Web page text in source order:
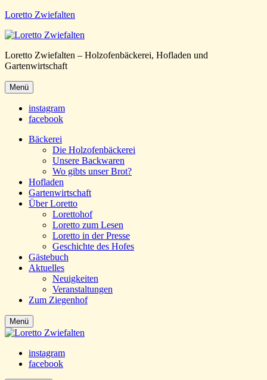
Loretto Zwiefalten
Loretto Zwiefalten – Holzofenbäckerei, Hofladen und
Gartenwirtschaft
Menü
instagram
facebook
Bäckerei
Die Holzofenbäckerei
Unsere Backwaren
Wo gibts unser Brot?
Hofladen
Gartenwirtschaft
Über Loretto
Lorettohof
Loretto zum Lesen
Loretto in der Presse
Geschichte des Hofes
Gästebuch
Aktuelles
Neuigkeiten
Veranstaltungen
Zum Ziegenhof
Menü
instagram
facebook